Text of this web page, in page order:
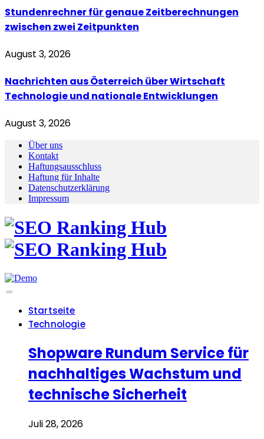
Stundenrechner für genaue Zeitberechnungen
zwischen zwei Zeitpunkten
August 3, 2026
Nachrichten aus Österreich über Wirtschaft
Technologie und nationale Entwicklungen
August 3, 2026
Über uns
Kontakt
Haftungsausschluss
Haftung für Inhalte
Datenschutzerklärung
Impressum
Startseite
Technologie
Shopware Rundum Service für
nachhaltiges Wachstum und
technische Sicherheit
Juli 28, 2026